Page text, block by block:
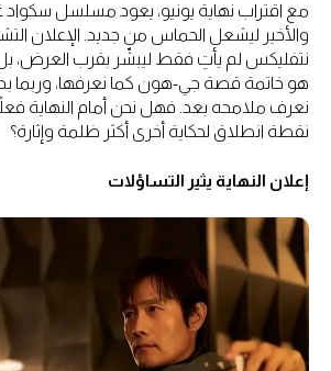
مع اقتراب نهاية يونيو، يعود مسلسل سكواد
والأخير ليشعل الحماس من جديد. الإعلان
نتفليكس لم يأتِ فقط ليبشّر بقرب العرض، بل
هو خاتمة قصة جي-هون كما نعرفها، وربما
نعرف ملامحه بعد. فهل نحن أمام النهاية
نقطة انطلاق لحكاية أخرى أكثر ظلمة وإثارة؟
إعلان النهاية يثير التساؤلات